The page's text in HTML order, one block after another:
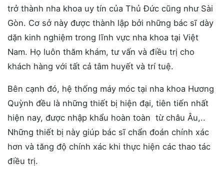
trở thành nha khoa uy tín của Thủ Đức cũng như Sài
Gòn. Cơ sở này được thành lập bởi những bác sĩ dày
dặn kinh nghiệm trong lĩnh vực nha khoa tại Việt
Nam. Họ luôn thăm khám, tư vấn và điều trị cho
khách hàng với tất cả tâm huyết và trí tuệ.
Bên cạnh đó, hệ thống máy móc tại nha khoa Hương
Quỳnh đều là những thiết bị hiện đại, tiên tiến nhất
hiện nay, được nhập khẩu hoàn toàn từ châu Âu,..
Những thiết bị này giúp bác sĩ chẩn đoán chính xác
hơn và tăng độ chính xác khi thực hiện các thao tác
điều trị.